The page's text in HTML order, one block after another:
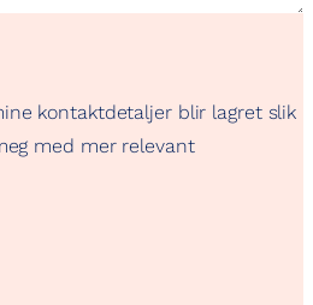
kontaktdetaljer blir lagret slik
med mer relevant